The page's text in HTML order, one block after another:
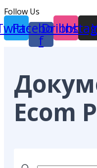
Follow Us
Facebook-
f
Dribbble
Ecom